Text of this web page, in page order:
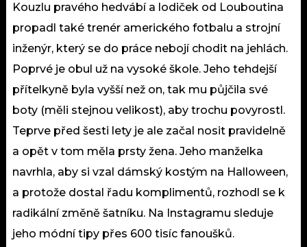
Kouzlu pravého hedvábí a lodiček od Louboutina
propadl také trenér amerického fotbalu a strojní
inženýr, který se do práce nebojí chodit na jehlách.
Poprvé je obul už na vysoké škole. Jeho tehdejší
přítelkyně byla vyšší než on, tak mu půjčila své
boty (měli stejnou velikost), aby trochu povyrostl.
Teprve před šesti lety je ale začal nosit pravidelně
a opět v tom měla prsty žena. Jeho manželka
navrhla, aby si vzal dámský kostým na Halloween,
a protože dostal řadu komplimentů, rozhodl se k
radikální změně šatníku. Na Instagramu sleduje
jeho módní tipy přes 600 tisíc fanoušků.